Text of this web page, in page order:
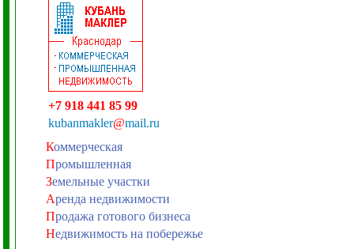
+7 918 441 85 99
kubanmakler@mail.ru
Коммерческая
Промышленная
Земельные участки
Аренда недвижимости
Продажа готового бизнеса
Недвижимость на побережье